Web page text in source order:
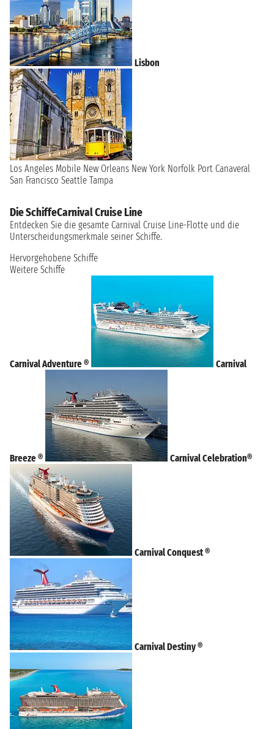
Lisbon
Los Angeles Mobile New Orleans New York Norfolk Port Canaveral
San Francisco Seattle Tampa
Die SchiffeCarnival Cruise Line
Entdecken Sie die gesamte Carnival Cruise Line-Flotte und die
Unterscheidungsmerkmale seiner Schiffe.
Hervorgehobene Schiffe
Weitere Schiffe
Carnival Adventure ® Carnival
Breeze ® Carnival Celebration®
Carnival Conquest ®
Carnival Destiny ®